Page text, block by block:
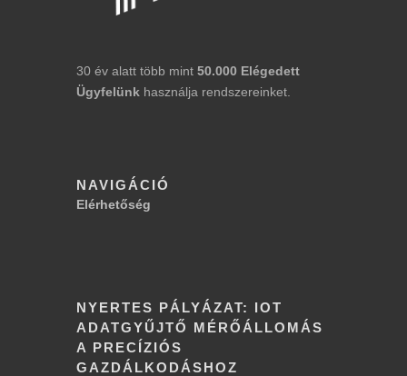
30 év alatt több mint 50.000 Elégedett
Ügyfelünk használja rendszereinket.
NAVIGÁCIÓ
Elérhetőség
NYERTES PÁLYÁZAT: IOT
ADATGYŰJTŐ MÉRŐÁLLOMÁS
A PRECÍZIÓS
GAZDÁLKODÁSHOZ